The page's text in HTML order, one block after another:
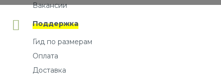
Вакансии
Поддержка
Гид по размерам
Оплата
Доставка